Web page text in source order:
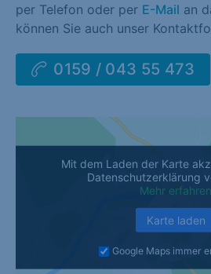
per Telefon oder per E-Mail an
können Sie auch unser
0159 / 043 55 473
Mit dem Laden der Karte
Datenschutzerklärung
Mehr erfahren
Karte laden
Google Maps immer